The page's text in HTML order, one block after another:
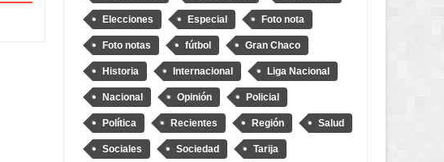
Elecciones Especial Foto nota
Foto notas fútbol Gran Chaco
Historia Internacional Liga Nacional
Nacional Opinión Policial
Política Recientes Región Salud
Sociales Sociedad Tarija